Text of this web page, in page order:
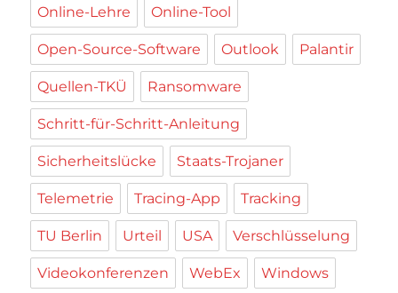
Online-Lehre Online-Tool
Open-Source-Software Outlook Palantir
Quellen-TKÜ Ransomware
Schritt-für-Schritt-Anleitung
Sicherheitslücke Staats-Trojaner
Telemetrie Tracing-App Tracking
TU Berlin Urteil USA Verschlüsselung
Videokonferenzen WebEx Windows